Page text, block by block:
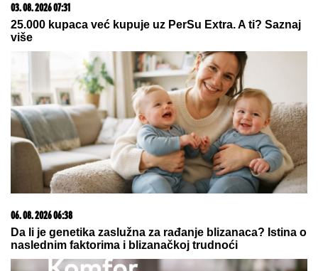
03. 08. 2026 07:31
25.000 kupaca već kupuje uz PerSu Extra. A ti? Saznaj
više
06. 08. 2026 06:38
Da li je genetika zaslužna za rađanje blizanaca? Istina o
naslednim faktorima i blizanačkoj trudnoći